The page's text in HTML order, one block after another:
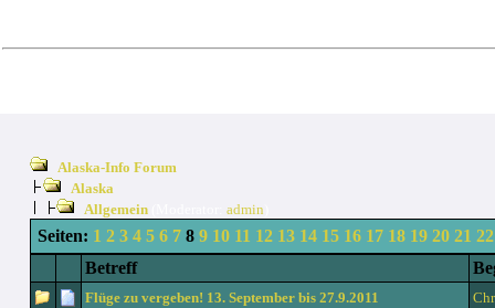
Alaska-Info Forum
Alaska
Allgemein(Moderator: admin
Seiten: 1 2 3 4 5 6 78 9 10 11 12 13 14 15 16 17 18 19 20 21 22
Betreff
Flüge zu vergeben! 13. September bis 27.9.2011